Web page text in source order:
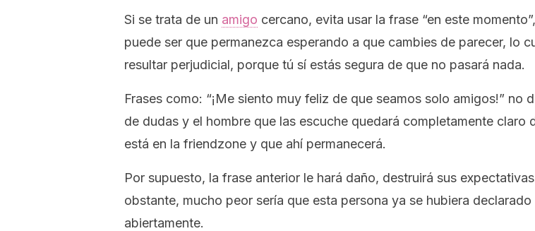
Si se trata de un amigo cercano, evita usar la frase “en este
puede ser que permanezca esperando a que cambies de parecer, lo
resultar perjudicial, porque tú sí estás segura de que no pasará nada.
Frases como: “¡Me siento muy feliz de que seamos solo amigos!” no
de dudas y el hombre que las escuche quedará completamente claro
está en la friendzone y que ahí permanecerá.
Por supuesto, la frase anterior le hará daño, destruirá sus
obstante, mucho peor sería que esta persona ya se hubiera declarado
abiertamente.